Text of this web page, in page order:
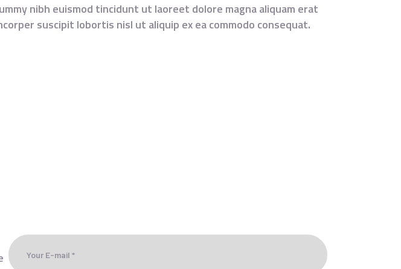
nibh euismod tincidunt ut laoreet dolore magna aliquam erat
suscipit lobortis nisl ut aliquip ex ea commodo consequat.